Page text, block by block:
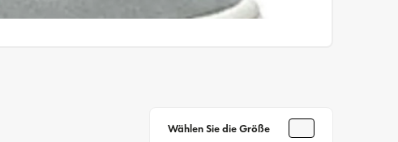
Wählen Sie die Größe